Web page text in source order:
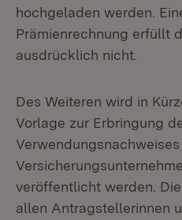
hochgeladen werden.
Prämienrechnung erfüllt
ausdrücklich nicht.
Des Weiteren wird in
Vorlage zur Erbringung
veröffentlicht werden.
allen Antragstellerinnen